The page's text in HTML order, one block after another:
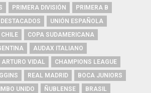
PRIMERA DIVISIÓN
PRIMERA B
DESTACADOS
UNIÓN ESPAÑOLA
COPA SUDAMERICANA
AUDAX ITALIANO
ARTURO VIDAL
CHAMPIONS LEAGUE
REAL MADRID
BOCA JUNIORS
UNIDO ÑUBLENSE
BRASIL